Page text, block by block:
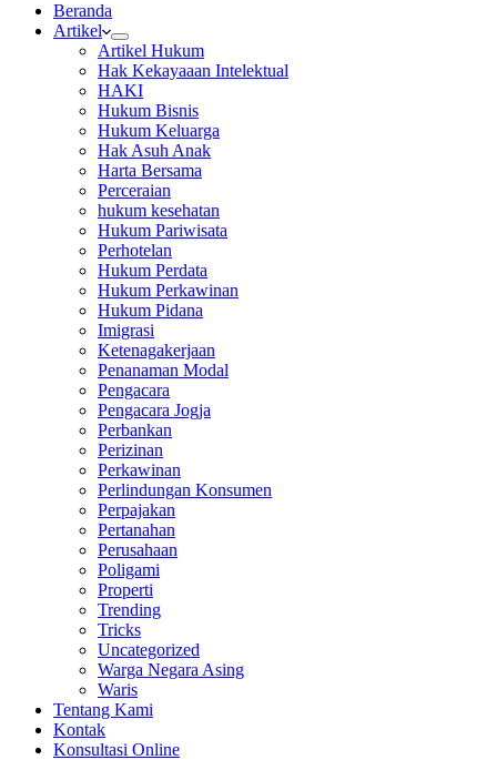
Beranda
Artikel
Artikel Hukum
Hak Kekayaaan Intelektual
HAKI
Hukum Bisnis
Hukum Keluarga
Hak Asuh Anak
Harta Bersama
Perceraian
hukum kesehatan
Hukum Pariwisata
Perhotelan
Hukum Perdata
Hukum Perkawinan
Hukum Pidana
Imigrasi
Ketenagakerjaan
Penanaman Modal
Pengacara
Pengacara Jogja
Perbankan
Perizinan
Perkawinan
Perlindungan Konsumen
Perpajakan
Pertanahan
Perusahaan
Poligami
Properti
Trending
Tricks
Uncategorized
Warga Negara Asing
Waris
Tentang Kami
Kontak
Konsultasi Online